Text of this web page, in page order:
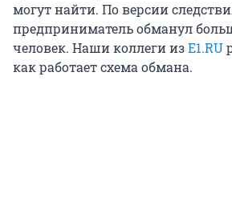
могут найти. По версии
предприниматель обманул
человек. Наши коллеги изE1.RU
как работает схема обмана.